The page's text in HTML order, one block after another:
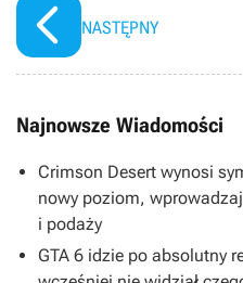
NASTĘPNY
Najnowsze Wiadomości
Crimson Desert wynosi
nowy poziom,
i podaży
GTA 6 idzie po absolutny